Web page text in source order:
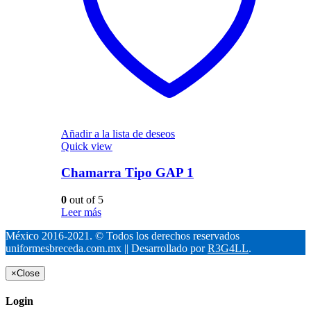
Añadir a la lista de deseos
Quick view
Chamarra Tipo GAP 1
0 out of 5
Leer más
México 2016-2021. © Todos los derechos reservados
uniformesbreceda.com.mx || Desarrollado porR3G4LL.
×Close
Login